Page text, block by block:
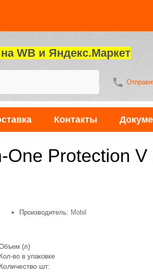
WB и Яндекс.Маркет
Контакты
Protection V
Производитель: Mobil
(л)
Кол-во в упаковке
Количество шт: